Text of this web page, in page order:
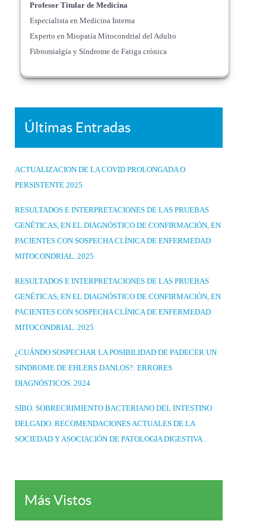
Profesor Titular de Medicina
Especialista en Medicina Interna
Experto en Miopatía Mitocondrial del Adulto
Fibromialgía y Síndrome de Fatiga crónica
Últimas Entradas
ACTUALIZACION DE LA COVID PROLONGADA O
PERSISTENTE 2025
RESULTADOS E INTERPRETACIONES DE LAS PRUEBAS
GENÉTICAS, EN EL DIAGNÓSTICO DE CONFIRMACIÓN, EN
PACIENTES CON SOSPECHA CLÍNICA DE ENFERMEDAD
MITOCONDRIAL. 2025
RESULTADOS E INTERPRETACIONES DE LAS PRUEBAS
GENÉTICAS, EN EL DIAGNÓSTICO DE CONFIRMACIÓN, EN
PACIENTES CON SOSPECHA CLÍNICA DE ENFERMEDAD
MITOCONDRIAL. 2025
¿CUÁNDO SOSPECHAR LA POSIBILIDAD DE PADECER UN
SINDROME DE EHLERS DANLOS?: ERRORES
DIAGNÓSTICOS. 2024
SIBO. SOBRECRIMIENTO BACTERIANO DEL INTESTINO
DELGADO. RECOMENDACIONES ACTUALES DE LA
SOCIEDAD Y ASOCIACIÓN DE PATOLOGIA DIGESTIVA .
Más Vistos